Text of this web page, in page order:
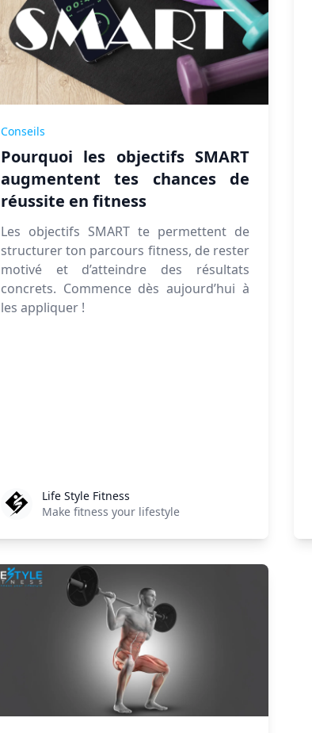
Conseils
Pourquoi les objectifs SMART
augmentent tes chances de
réussite en fitness
Les objectifs SMART te permettent de
structurer ton parcours fitness, de rester
motivé et d’atteindre des résultats
concrets. Commence dès aujourd’hui à
les appliquer !
Life Style Fitness
Life Style Fitness
Make fitness your lifestyle